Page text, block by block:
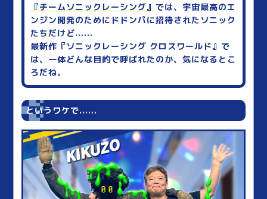
『チームソニックレーシング』 では、宇宙最高のエ
ンジン開発のためにドドンパに招待されたソニック
たちだけど......
最新作『ソニックレーシング クロスワールド』で
は、一体どんな目的で呼ばれたのか、気になるとこ
ろだね。
というワケで......